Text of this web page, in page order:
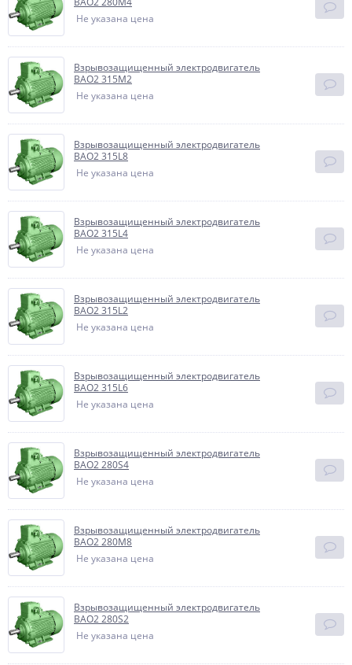
Не указана цена
Взрывозащищенный электродвигатель
BAO2 315M2
Не указана цена
Взрывозащищенный электродвигатель
BAO2 315L8
Не указана цена
Взрывозащищенный электродвигатель
BAO2 315L4
Не указана цена
Взрывозащищенный электродвигатель
BAO2 315L2
Не указана цена
Взрывозащищенный электродвигатель
BAO2 315L6
Не указана цена
Взрывозащищенный электродвигатель
BAO2 280S4
Не указана цена
Взрывозащищенный электродвигатель
BAO2 280M8
Не указана цена
Взрывозащищенный электродвигатель
BAO2 280S2
Не указана цена